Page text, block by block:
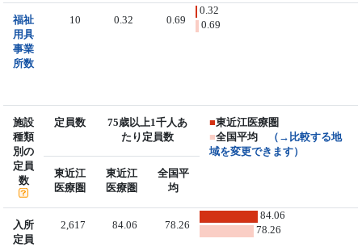
福祉
用具
事業
所数
10 0.32 0.69
0.32
0.69
施設
種類
別の
定員
数
定員数
75歳以上1千人あ
たり定員数
■東近江医療圏
■全国平均
（→比較する地
域を変更できます）
東近江
医療圏
東近江
医療圏
全国平
均
入所
定員
2,617 84.06 78.26
84.06
78.26